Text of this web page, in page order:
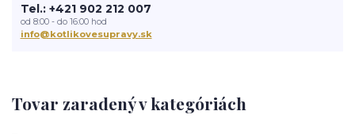
Tovar zaradený v kategóriách
Tel.: +421 902 212 007
od 8:00 - do 16:00 hod
info@kotlikovesupravy.sk